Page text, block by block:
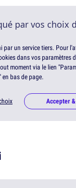
par vos choix
par un service tiers. Pour
dans vos paramètres
moment via le lien
bas de page.
Accepter